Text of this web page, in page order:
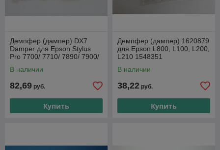
Заключение
от которых зависит качество печати. Своевременная замена
и выбор качественных комплектующих помогают продлить
чернил.
Демпфер (дампер) DX7
Damper для Epson Stylus
Pro 7700/ 7710/ 7890/ 7900/
9910
В наличии
82,69 руб.
Купить
Демпфер (дампер) 1620879
для Epson L800, L100, L200,
L210 1548351
В наличии
38,22 руб.
Купить